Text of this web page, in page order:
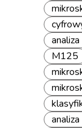
M125